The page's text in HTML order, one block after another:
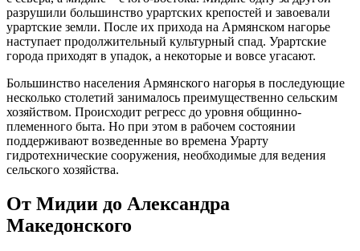
разрушили большинство урартских крепостей и завоевали
урартские земли. После их прихода на Армянском нагорье
наступает продолжительный культурный спад. Урартские
города приходят в упадок, а некоторые и вовсе угасают.
Большинство населения Армянского нагорья в последующие
несколько столетий занималось преимущественно сельским
хозяйством. Происходит регресс до уровня общинно-
племенного быта. Но при этом в рабочем состоянии
поддерживают возведенные во времена Урарту
гидротехнические сооружения, необходимые для ведения
сельского хозяйства.
От Мидии до Александра
Македонского